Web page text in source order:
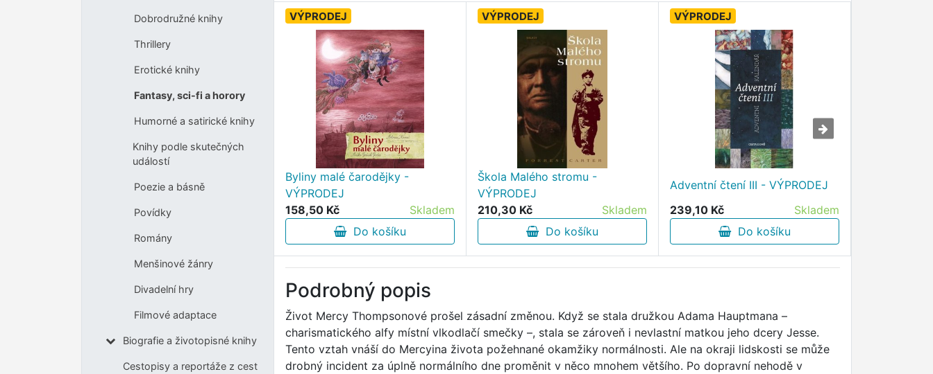
Dobrodružné knihy
Thrillery
Erotické knihy
Fantasy, sci-fi a horory
Humorné a satirické knihy
Knihy podle skutečných
událostí
Poezie a básně
Povídky
Romány
Menšinové žánry
Divadelní hry
Filmové adaptace
Biografie a životopisné knihy
Cestopisy a reportáže z cest
VÝPRODEJ
Byliny malé čarodějky -
VÝPRODEJ
158,50 Kč
Skladem
Do košíku
VÝPRODEJ
Škola Malého stromu -
VÝPRODEJ
210,30 Kč
Skladem
Do košíku
VÝPRODEJ
Adventní čtení III - VÝPRODEJ
239,10 Kč
Skladem
Do košíku
Podrobný popis
Život Mercy Thompsonové prošel zásadní změnou. Když se stala družkou Adama Hauptmana –
charismatického alfy místní vlkodlačí smečky –, stala se zároveň i nevlastní matkou jeho dcery Jesse.
Tento vztah vnáší do Mercyina života požehnané okamžiky normálnosti. Ale na okraji lidskosti se může
drobný incident za úplně normálního dne proměnit v něco mnohem většího. Po dopravní nehodě v